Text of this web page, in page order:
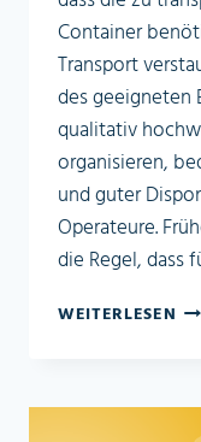
Container
Transport
des geeigneten
qualitativ
organisieren,
und guter
Operateure.
die Regel, dass
WEITERLESEN